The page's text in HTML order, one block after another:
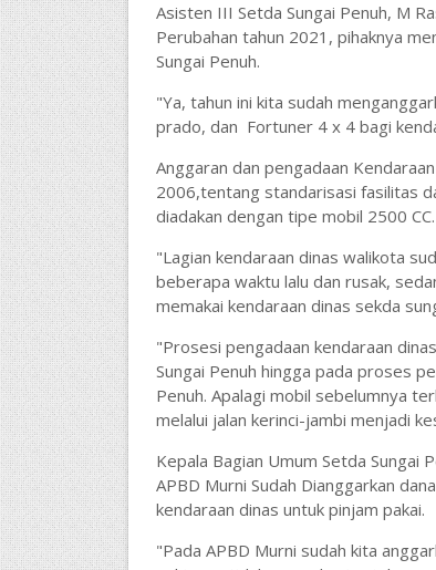
Asisten III Setda Sungai Penuh, M
Perubahan tahun 2021, pihaknya
Sungai Penuh.
"Ya, tahun ini kita sudah
prado, dan Fortuner 4 x 4 bagi
Anggaran dan pengadaan
2006,tentang standarisasi fasilitas
diadakan dengan tipe mobil 2500 CC.
"Lagian kendaraan dinas walikota
beberapa waktu lalu dan rusak,
memakai kendaraan dinas sekda
"Prosesi pengadaan kendaraan
Sungai Penuh hingga pada proses
Penuh. Apalagi mobil sebelumnya
melalui jalan kerinci-jambi menjadi
Kepala Bagian Umum Setda Sungai
APBD Murni Sudah Dianggarkan
kendaraan dinas untuk pinjam pakai.
"Pada APBD Murni sudah kita